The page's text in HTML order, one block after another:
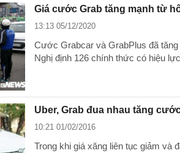
Giá cước Grab tăng mạnh từ
13:13 05/12/2020
Cước Grabcar và GrabPlus đã
Nghị định 126 chính thức có hiệu
Uber, Grab đua nhau tăng
10:21 01/02/2016
Trong khi giá xăng liên tục giảm và